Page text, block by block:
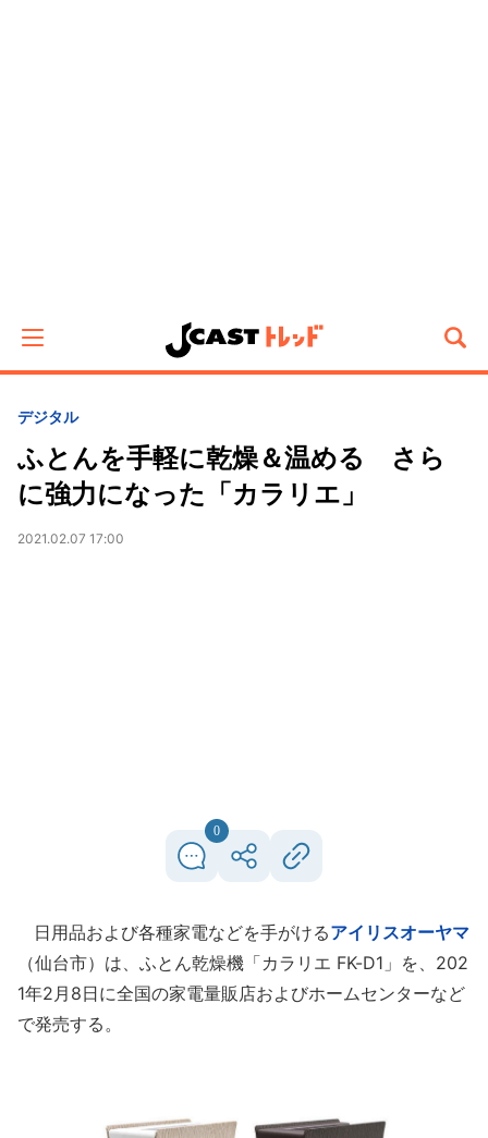
デジタル
ふとんを手軽に乾燥＆温める さら
に強力になった「カラリエ」
2021.02.07 17:00
0
日用品および各種家電などを手がけるアイリスオーヤマ
（仙台市）は、ふとん乾燥機「カラリエ FK-D1」を、202
1年2月8日に全国の家電量販店およびホームセンターなど
で発売する。